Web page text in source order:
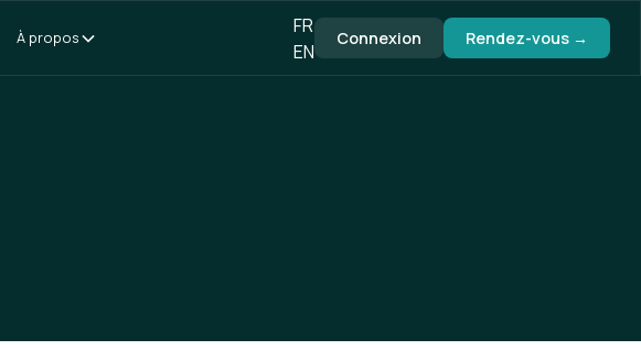
À propos
FR
EN
Connexion Rendez-vous →